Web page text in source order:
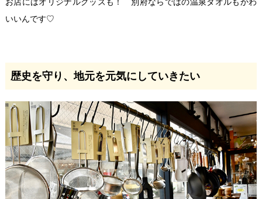
いいんです♡
歴史を守り、地元を元気にしていきたい